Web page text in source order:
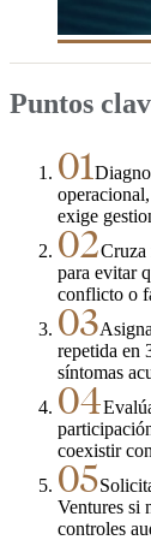
Puntos
01
exige
02Cruza
para evitar
conflicto o
03
repetida en
síntomas
04
coexistir
05
Ventures si
controles